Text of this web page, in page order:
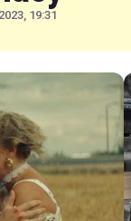
19:31